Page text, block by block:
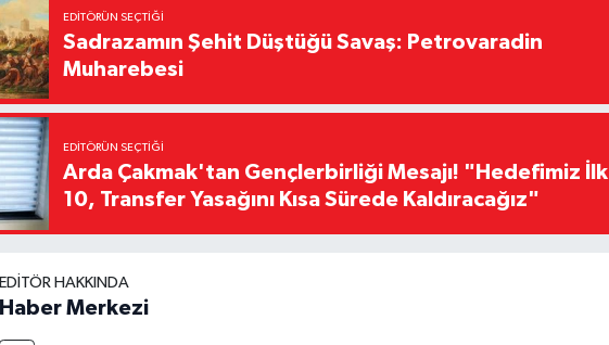
EDITÖRÜN SEÇTIĞI
Sadrazamın Şehit Düştüğü Savaş: Petrovaradin
Muharebesi
EDITÖRÜN SEÇTIĞI
Arda Çakmak'tan Gençlerbirliği Mesajı! "Hedefimiz İlk
10, Transfer Yasağını Kısa Sürede Kaldıracağız"
EDITÖR HAKKINDA
Haber Merkezi